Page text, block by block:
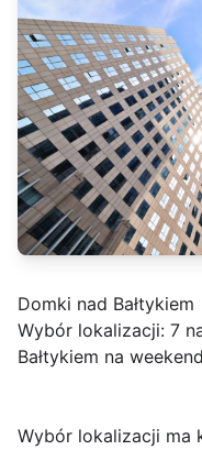
Domki nad Bałtykiem
Wybór lokalizacji: 7
Bałtykiem na
Wybór lokalizacji ma